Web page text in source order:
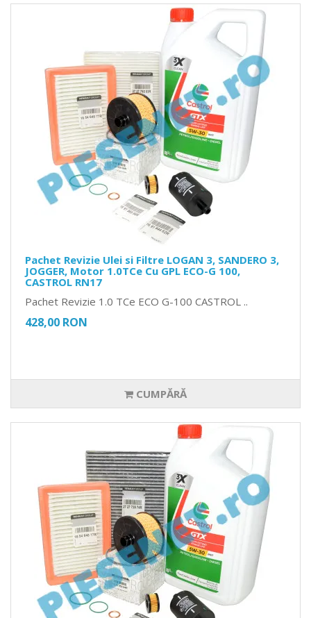
Pachet Revizie Ulei si Filtre LOGAN 3, SANDERO 3,
JOGGER, Motor 1.0TCe Cu GPL ECO-G 100,
CASTROL RN17
Pachet Revizie 1.0 TCe ECO G-100 CASTROL ..
428,00 RON
CUMPĂRĂ